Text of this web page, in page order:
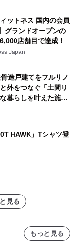
ットネス 国内の会員
グランドオープンの
店舗目で達成！
Japan
造戸建てをフルリノ
外をつなぐ「土間リ
暮らしを叶えた施工
ースが公開
HAWK」Tシャツ登
見る
もっと見る